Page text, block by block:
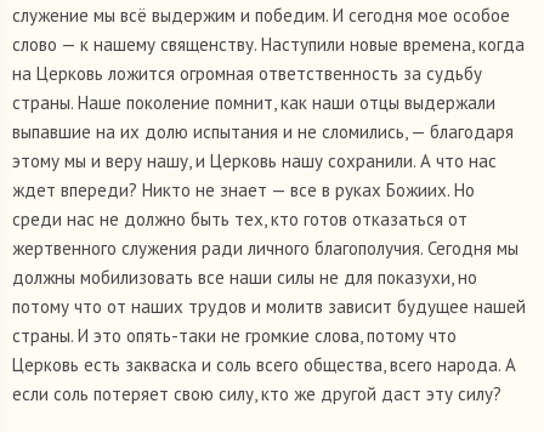
служение мы всё выдержим и победим. И сегодня мое особое
слово — к нашему священству. Наступили новые времена, когда
на Церковь ложится огромная ответственность за судьбу
страны. Наше поколение помнит, как наши отцы выдержали
выпавшие на их долю испытания и не сломились, — благодаря
этому мы и веру нашу, и Церковь нашу сохранили. А что нас
ждет впереди? Никто не знает — все в руках Божиих. Но
среди нас не должно быть тех, кто готов отказаться от
жертвенного служения ради личного благополучия. Сегодня мы
должны мобилизовать все наши силы не для показухи, но
потому что от наших трудов и молитв зависит будущее нашей
страны. И это опять-таки не громкие слова, потому что
Церковь есть закваска и соль всего общества, всего народа. А
если соль потеряет свою силу, кто же другой даст эту силу?